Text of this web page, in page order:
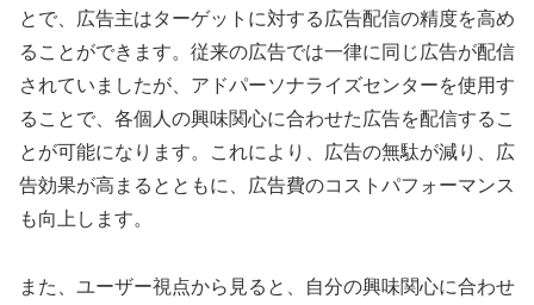
とで、広告主はターゲットに対する広告配信の精度を高め
ることができます。従来の広告では一律に同じ広告が配信
されていましたが、アドパーソナライズセンターを使用す
ることで、各個人の興味関心に合わせた広告を配信するこ
とが可能になります。これにより、広告の無駄が減り、広
告効果が高まるとともに、広告費のコストパフォーマンス
も向上します。
また、ユーザー視点から見ると、自分の興味関心に合わせ